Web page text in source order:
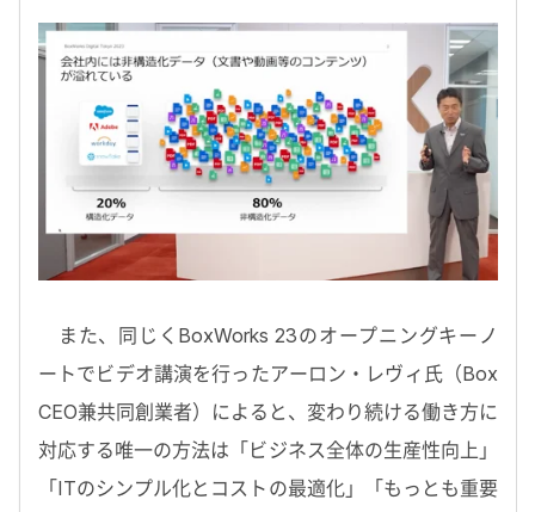
また、同じくBoxWorks 23のオープニングキーノ
ートでビデオ講演を行ったアーロン・レヴィ氏（Box
CEO兼共同創業者）によると、変わり続ける働き方に
対応する唯一の方法は「ビジネス全体の生産性向上」
「ITのシンプル化とコストの最適化」「もっとも重要